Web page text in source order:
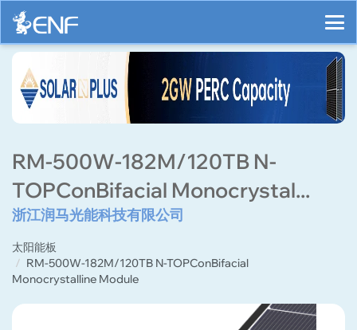
RM-500W-182M/120TB N-
TOPConBifacial Monocrystal...
浙江润马光能科技有限公司
太阳能板
RM-500W-182M/120TB N-TOPConBifacial
Monocrystalline Module